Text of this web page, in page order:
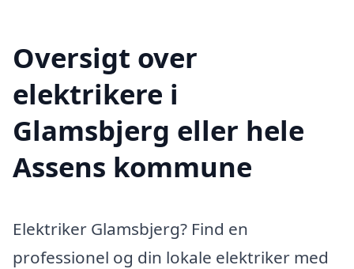
Oversigt over
elektrikere i
Glamsbjerg eller hele
Assens kommune
Elektriker Glamsbjerg? Find en
professionel og din lokale elektriker med